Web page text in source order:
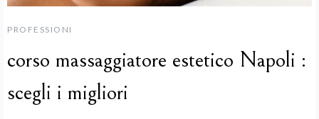
PROFESSIONI
corso massaggiatore estetico Napoli :
scegli i migliori